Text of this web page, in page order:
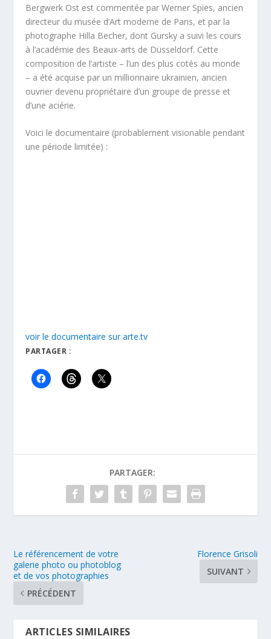
Bergwerk Ost est commentée par Werner Spies, ancien
directeur du musée d’Art moderne de Paris, et par la
photographe Hilla Becher, dont Gursky a suivi les cours
à l’académie des Beaux-arts de Düsseldorf. Cette
composition de l’artiste – l’un des plus cotés au monde
– a été acquise par un millionnaire ukrainien, ancien
ouvrier devenu propriétaire d’un groupe de presse et
d’une aciérie.
Voici le documentaire (probablement visionable pendant
une période limitée) :
voir le documentaire sur arte.tv
PARTAGER :
PARTAGER:
Le référencement de votre
galerie photo ou photoblog
et de vos photographies
PRÉCÉDENT
Florence Grisoli
SUIVANT
ARTICLES SIMILAIRES